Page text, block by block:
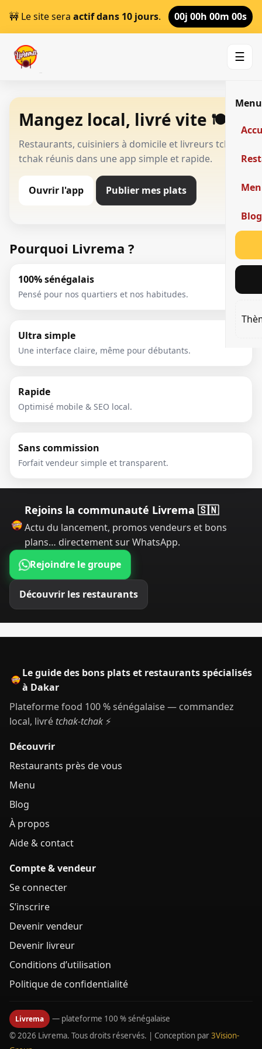
🚧 Le site sera actif dans 10 jours. 00j 00h 00m 00s
☰
Menu
Blog
Mangez local, livré vite 🍽️
Restaurants, cuisiniers à domicile et livreurs tchak-
tchak réunis dans une app simple et rapide.
Ouvrir l'app Publier mes plats
Pourquoi Livrema ?
100% sénégalais
Pensé pour nos quartiers et nos habitudes.
Ultra simple
Une interface claire, même pour débutants.
Rapide
Optimisé mobile & SEO local.
Sans commission
Forfait vendeur simple et transparent.
Rejoins la communauté Livrema 🇸🇳
Actu du lancement, promos vendeurs et bons
plans… directement sur WhatsApp.
Rejoindre le groupe
Découvrir les restaurants
Le guide des bons plats et restaurants spécialisés
à Dakar
Plateforme food 100 % sénégalaise — commandez
local, livré tchak-tchak ⚡
Découvrir
Restaurants près de vous
Menu
Blog
À propos
Aide & contact
Compte & vendeur
Se connecter
S’inscrire
Devenir vendeur
Devenir livreur
Conditions d’utilisation
Politique de confidentialité
Livrema
— plateforme 100 % sénégalaise
© 2026 Livrema. Tous droits réservés. | Conception par3Vision-